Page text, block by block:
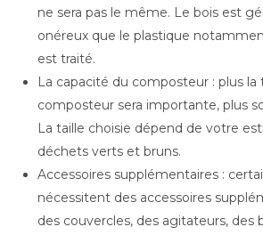
ne sera pas le même. Le bois est
onéreux que le plastique
est traité.
La capacité du composteur : plus la
composteur sera importante, plus
La taille choisie dépend de votre
déchets verts et bruns.
Accessoires supplémentaires :
nécessitent des accessoires
des couvercles, des agitateurs, des